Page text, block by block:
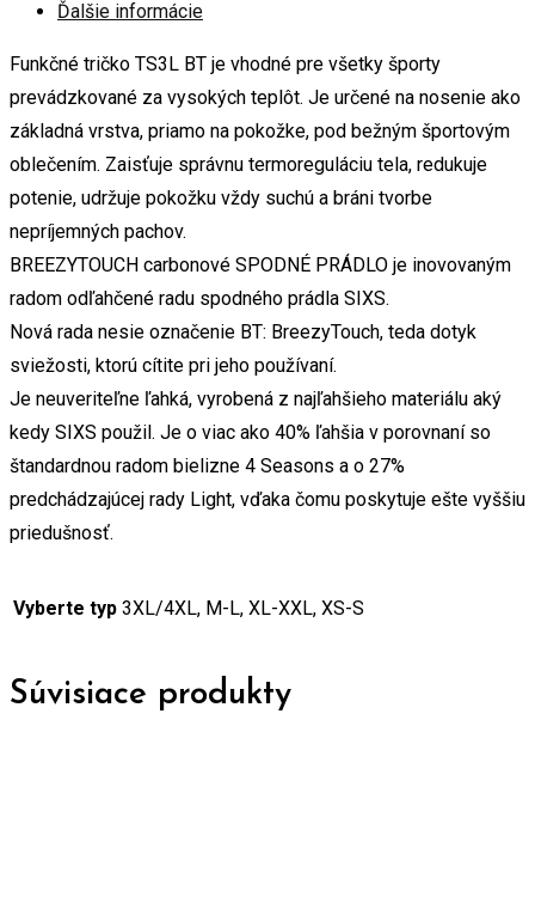
Ďalšie informácie
Funkčné tričko TS3L BT je vhodné pre všetky športy
prevádzkované za vysokých teplôt. Je určené na nosenie ako
základná vrstva, priamo na pokožke, pod bežným športovým
oblečením. Zaisťuje správnu termoreguláciu tela, redukuje
potenie, udržuje pokožku vždy suchú a bráni tvorbe
nepríjemných pachov.
BREEZYTOUCH carbonové SPODNÉ PRÁDLO je inovovaným
radom odľahčené radu spodného prádla SIXS.
Nová rada nesie označenie BT: BreezyTouch, teda dotyk
sviežosti, ktorú cítite pri jeho používaní.
Je neuveriteľne ľahká, vyrobená z najľahšieho materiálu aký
kedy SIXS použil. Je o viac ako 40% ľahšia v porovnaní so
štandardnou radom bielizne 4 Seasons a o 27%
predchádzajúcej rady Light, vďaka čomu poskytuje ešte vyššiu
priedušnosť.
Vyberte typ 3XL/4XL, M-L, XL-XXL, XS-S
Súvisiace produkty